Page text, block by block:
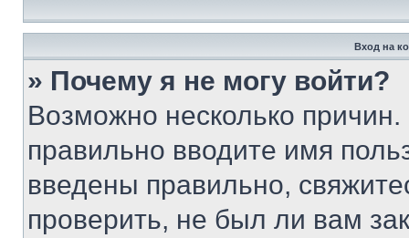
Вход на
» Почему я не могу войти?
Возможно несколько
правильно вводите имя
введены правильно,
проверить, не был ли вам